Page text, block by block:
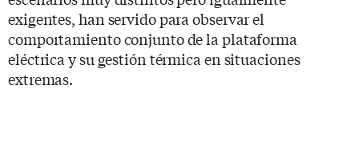
exigentes, han servido para observar el
comportamiento conjunto de la plataforma
eléctrica y su gestión térmica en situaciones
extremas.